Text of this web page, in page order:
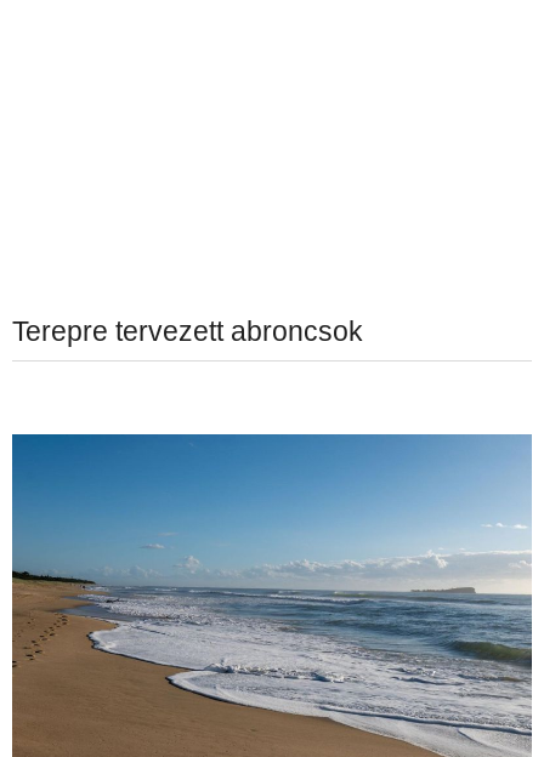
Terepre tervezett abroncsok